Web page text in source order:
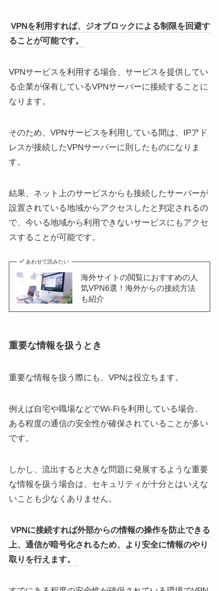
VPNを利用すれば、ジオブロックによる制限を回避す
ることが可能です。
VPNサービスを利用する場合、サービスを提供してい
る企業が保有しているVPNサーバーに接続することに
なります。
そのため、VPNサービスを利用している間は、IPアド
レスが接続したVPNサーバーに則したものになりま
す。
結果、ネット上のサービスからも接続したサーバーが
設置されている地域からアクセスしたと判定されるの
で、今いる地域から利用できないサービスにもアクセ
スすることが可能です。
あわせて読みたい
海外サイトの閲覧におすすめの人
気VPN6選！海外からの接続方法
も紹介
重要な情報を扱うとき
重要な情報を扱う際にも、VPNは役立ちます。
例えば自宅や職場などでWi-Fiを利用している場合、
ある程度の通信の安全性が確保されていることが多い
です。
しかし、流出すると大きな問題に発展するような重要
な情報を扱う場合は、セキュリティが十分とはいえな
いことも少なくありません。
VPNに接続すれば外部からの情報の操作を防止できる
上、通信が暗号化されるため、より安全に情報のやり
取りを行えます。